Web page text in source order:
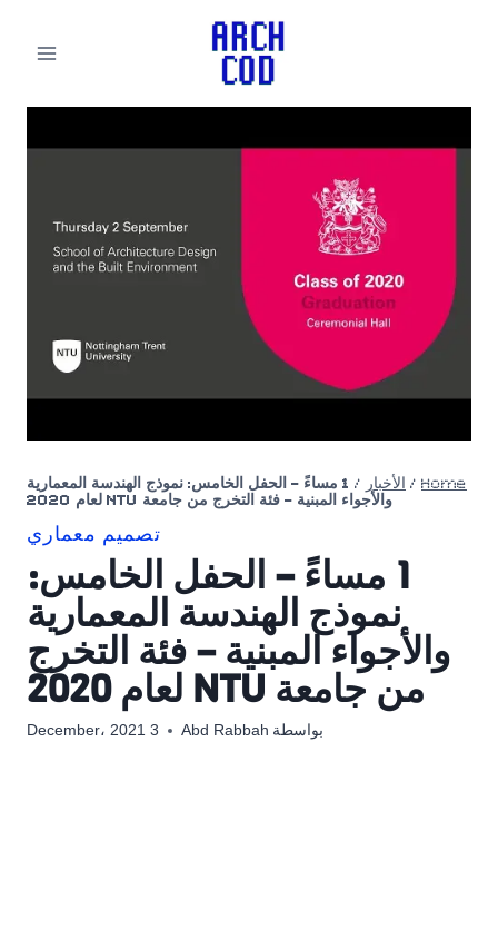
Home
/ الأخبار /
1 مساءً – الحفل الخامس: نموذج الهندسة المعمارية
والأجواء المبنية – فئة التخرج من جامعة NTU لعام 2020
تصميم معماري
1 مساءً – الحفل الخامس:
نموذج الهندسة المعمارية
والأجواء المبنية – فئة التخرج
من جامعة NTU لعام 2020
بواسطة Abd Rabbah 3 December، 2021